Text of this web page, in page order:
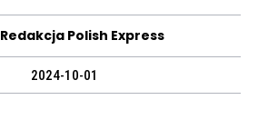
Redakcja Polish Express
2024-10-01